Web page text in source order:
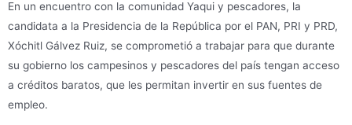
En un encuentro con la comunidad Yaqui y pescadores, la
candidata a la Presidencia de la República por el PAN, PRI y PRD,
Xóchitl Gálvez Ruiz, se comprometió a trabajar para que durante
su gobierno los campesinos y pescadores del país tengan acceso
a créditos baratos, que les permitan invertir en sus fuentes de
empleo.